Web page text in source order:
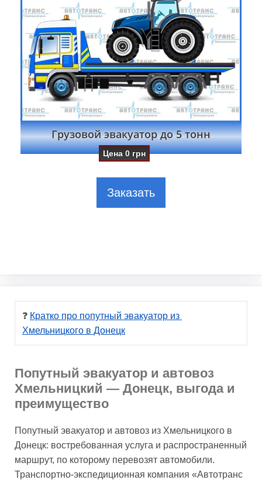
Грузовой эвакуатор до 5 тонн
Цена0 грн
Заказать
❓ Кратко про попутный эвакуатор из
Хмельницкого в Донецк
Попутный эвакуатор и автовоз
Хмельницкий — Донецк, выгода и
преимущество
Попутный эвакуатор и автовоз из Хмельницкого в
Донецк: востребованная услуга и распространенный
маршрут, по которому перевозят автомобили.
Транспортно-экспедиционная компания «Автотранс